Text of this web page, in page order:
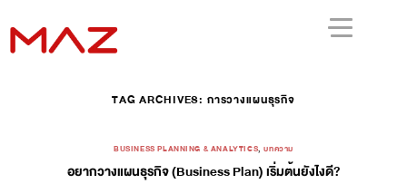
TAG ARCHIVES: การวางแผนธุรกิจ
BUSINESS PLANNING & ANALYTICS,บทความ
อยากวางแผนธุรกิจ (Business Plan) เริ่มต้นยังไงดี?